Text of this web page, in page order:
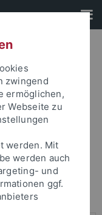
an um sich
zwingend
ermöglichen,
Webseite zu
werden. Mit
werden auch
und
ggf.